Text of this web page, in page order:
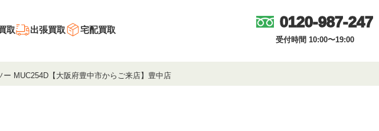
取 出張買取 宅配買取 0120-987-247
受付時間 10:00〜19:00
MUC254D【大阪府豊中市からご来店】豊中店